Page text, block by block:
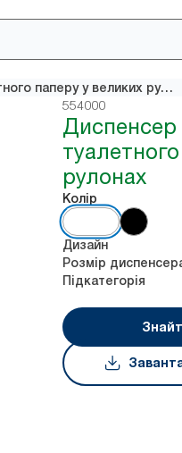
Диспенсер Tork для туалетного паперу у великих рулонах
554000
Диспенсер
рулонах
Колір
Дизайн
Розмір
Підкатегорія